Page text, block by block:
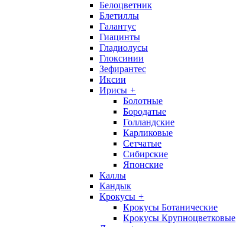
Белоцветник
Блетиллы
Галантус
Гиацинты
Гладиолусы
Глоксинии
Зефирантес
Иксии
Ирисы +
Болотные
Бородатые
Голландские
Карликовые
Сетчатые
Сибирские
Японские
Каллы
Кандык
Крокусы +
Крокусы Ботанические
Крокусы Крупноцветковые